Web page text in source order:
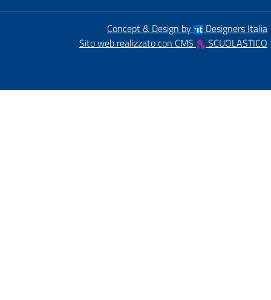
Concept & Design by
Designers Italia
Sito web realizzato con CMS
SCUOLASTICO